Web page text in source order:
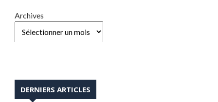
Archives
DERNIERS ARTICLES